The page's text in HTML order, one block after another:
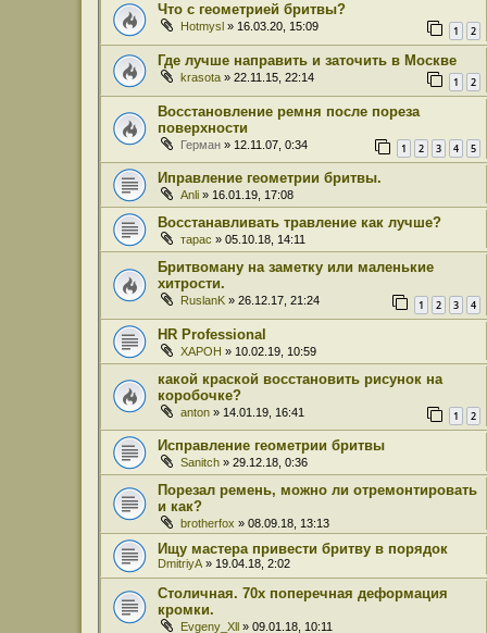
Что с геометрией бритвы?
Hotmysl » 16.03.20, 15:09 1 2
Где лучше направить и заточить в Москве
krasota » 22.11.15, 22:14 1 2
Восстановление ремня после пореза
поверхности
Герман » 12.11.07, 0:34 1 2 3 4 5
Иправление геометрии бритвы.
Anli » 16.01.19, 17:08
Восстанавливать травление как лучше?
тарас » 05.10.18, 14:11
Бритвоману на заметку или маленькие
хитрости.
RuslanK » 26.12.17, 21:24 1 2 3 4
HR Professional
XAPOH » 10.02.19, 10:59
какой краской восстановить рисунок на
коробочке?
anton » 14.01.19, 16:41 1 2
Исправление геометрии бритвы
Sanitch » 29.12.18, 0:36
Порезал ремень, можно ли отремонтировать
и как?
brotherfox » 08.09.18, 13:13
Ищу мастера привести бритву в порядок
DmitriyA» 19.04.18, 2:02
Столичная. 70х поперечная деформация
кромки.
Evgeny_Xll » 09.01.18, 10:11